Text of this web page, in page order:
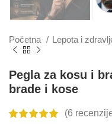
Početna Lepota i
Pegla za kosu i
brade i kose
(6